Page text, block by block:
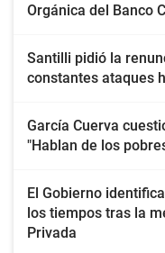
Orgánica del Banco
Santilli pidió la
constantes ataques
García Cuerva
"Hablan de los
El Gobierno
los tiempos tras la
Privada